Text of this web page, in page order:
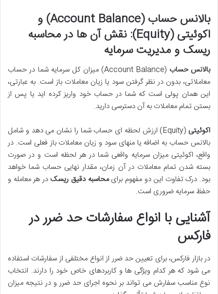
بالانس حساب (Account Balance) و
اکوئیتی (Equity): نقش آن ها در محاسبه
ریسک و مدیریت سرمایه
بالانس حساب
(Account Balance) میزان کل سرمایه شما در حساب
معاملاتی، بدون در نظر گرفتن سود یا زیان معاملات باز است. به عبارتی،
این همان پولی است که شما در حساب خود واریز کرده اید یا پس از
بستن تمام معاملات به آن دسترسی دارید.
اکوئیتی
(Equity) ارزش لحظه ای حساب شما را نشان می دهد و شامل
بالانس حساب به اضافه یا منهای سود و زیان معاملات باز فعلی است. در
واقع، اکوئیتی میزان سرمایه واقعی شما در هر لحظه است و در صورت
بسته شدن تمام معاملات در آن زمان، مقدار نهایی حساب شما خواهد
بود. درک تفاوت این دو مفهوم برایمحاسبه دقیق ریسک در هر معامله و
حفظ سرمایه ضروری است.
آشنایی با انواع سفارشات حد ضرر در
فارکس
در بازار فارکس، برای تعیین حد ضرر از انواع مختلفی از سفارشات استفاده
می شود که هر کدام ویژگی ها و کاربردهای خاص خود را دارند. انتخاب
نوع مناسب سفارش می تواند بر نحوه اجرای حد ضرر و در نتیجه میزان